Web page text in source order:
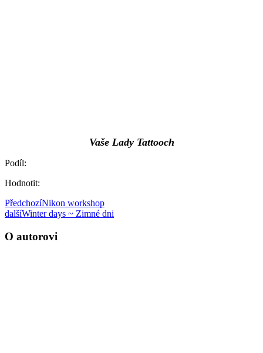
Vaše Lady Tattooch
Podíl:
Hodnotit:
PředchozíNikon workshop
dalšíWinter days ~ Zimné dni
O autorovi